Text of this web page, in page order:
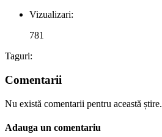
Vizualizari:
781
Taguri:
Comentarii
Nu există comentarii pentru această știre.
Adauga un comentariu